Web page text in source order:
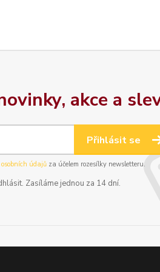
akce a
Přihlásit se
údajůza účelem rozesílky newsletteru.
Zasíláme jednou za 14 dní.